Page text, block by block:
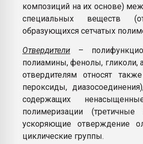
композиций на их основе)
специальных веществ
образующихся сетчатых
Отвердители –
полиамины, фенолы, гликоли,
отвердителям относят
пероксиды,
содержащих
полимеризации
ускоряющие отверждение
циклические группы.